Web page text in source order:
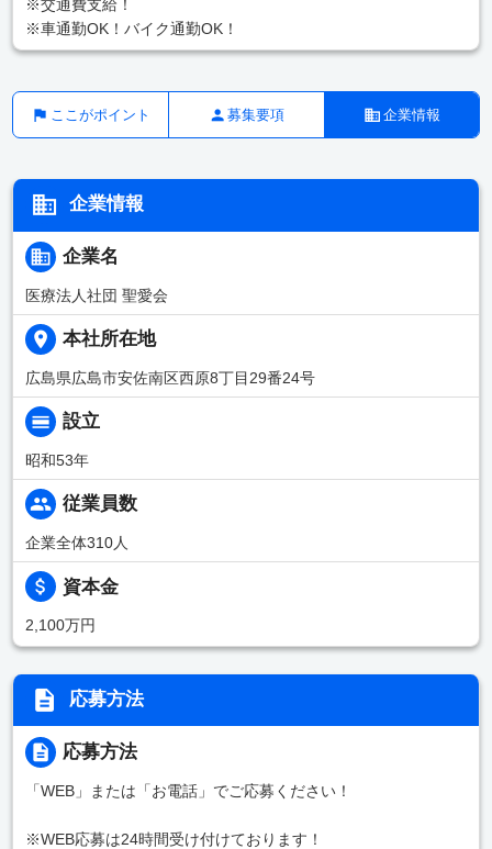
※交通費支給！
※車通勤OK！バイク通勤OK！
ここがポイント 募集要項 企業情報
企業情報
企業名
医療法人社団 聖愛会
本社所在地
広島県広島市安佐南区西原8丁目29番24号
設立
昭和53年
従業員数
企業全体310人
資本金
2,100万円
応募方法
応募方法
「WEB」または「お電話」でご応募ください！
※WEB応募は24時間受け付けております！